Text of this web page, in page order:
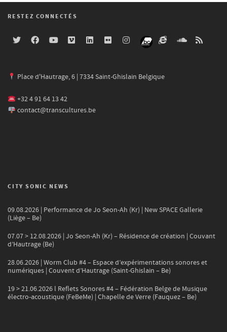
RESTEZ CONNECTÉS
Place d'Hautrage, 6 | 7334 Saint-Ghislain Belgique
+32 4 91 64 13 42
contact@transcultures.be
CITY SONIC NEWS
09.08.2026 | Performance de Jo Seon-Ah (Kr) | New SPACE Gallerie
(Liège – Be)
07.07 > 12.08.2026 | Jo Seon-Ah (Kr) – Résidence de création | Couvant
d’Hautrage (Be)
28.06.2026 | Worm Club #4 – Espace d’expérimentations sonores et
numériques | Couvent d’Hautrage (Saint-Ghislain – Be)
19 > 21.06.2026 l Reflets Sonores #4 – Fédération Belge de Musique
électro-acoustique (FeBeMe) | Chapelle de Verre (Fauquez – Be)